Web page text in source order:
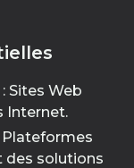
Sites Web
Internet.
Plateformes
des solutions